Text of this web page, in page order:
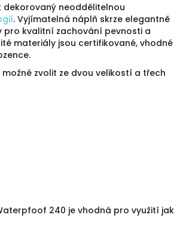
neoddělitelnou
. Vyjímatelná náplň skrze elegantně
pro kvalitní zachování pevnosti a
materiály jsou certifikované, vhodné
zvolit ze dvou velikostí a třech
240 je vhodná pro využití jak